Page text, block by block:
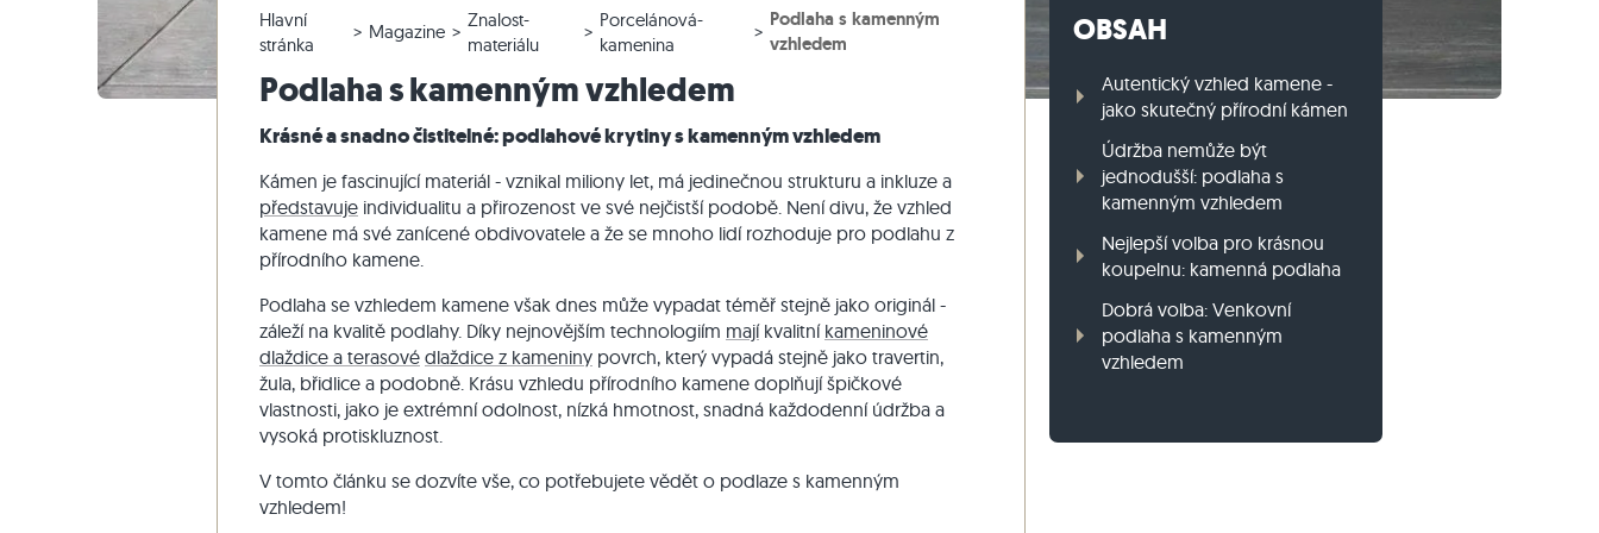
Křemencové dlažby
Mramorové dlažby
Starožitné dlažby
Obkladovy-kamen
Béžové dlažby
Vápencové venkovní dlažby
Mramorové venkovní dlažby
Křemenné venkovní dlažby
Gneissové venkovní dlažby
Čedičové venkovní dlažby
Polygonální venkovní dlažby
Béžová terasová dlažby Dlažební kostky vápenec
Sádrová tyč
Schodišťové bloky z ruly Zdicí kámen travertin
Vnější obkladový kámen
Travníkový obrubník z ruly
Reklamace a změna objednávky
Změna a zrušení objednávky
Vzorové odeslání
Dodávka a přeprava
Panoramatická prohlídka
Zahradní design
Styly bydlení
Mramor
Pískovec
Břidlice
Travertin
Hlavní
stránka
Magazine
Znalost-
materiálu
Porcelánová-
kamenina
Podlaha s kamenným
vzhledem
Podlaha s kamenným vzhledem
Krásné a snadno čistitelné: podlahové krytiny s kamenným vzhledem
Kámen je fascinující materiál - vznikal miliony let, má jedinečnou strukturu a inkluze a
představujeindividualitu a přirozenost ve své nejčistší podobě. Není divu, že vzhled
kamene má své zanícené obdivovatele a že se mnoho lidí rozhoduje pro podlahu z
přírodního kamene.
Podlaha se vzhledem kamene však dnes může vypadat téměř stejně jako originál -
záleží na kvalitě podlahy. Díky nejnovějším technologiím majíkvalitní kameninové
dlaždice a terasové dlaždice z kameninypovrch, který vypadá stejně jako travertin,
žula, břidlice a podobně. Krásu vzhledu přírodního kamene doplňují špičkové
vlastnosti, jako je extrémní odolnost, nízká hmotnost, snadná každodenní údržba a
vysoká protiskluznost.
V tomto článku se dozvíte vše, co potřebujete vědět o podlaze s kamenným
vzhledem!
OBSAH
Autentický vzhled kamene -
jako skutečný přírodní kámen
Údržba nemůže být
jednodušší: podlaha s
kamenným vzhledem
Nejlepší volba pro krásnou
koupelnu: kamenná podlaha
Dobrá volba: Venkovní
podlaha s kamenným
vzhledem